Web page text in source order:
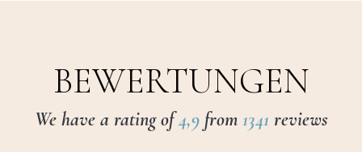
BEWERTUNGEN
We have a rating of4,9from 1341 reviews